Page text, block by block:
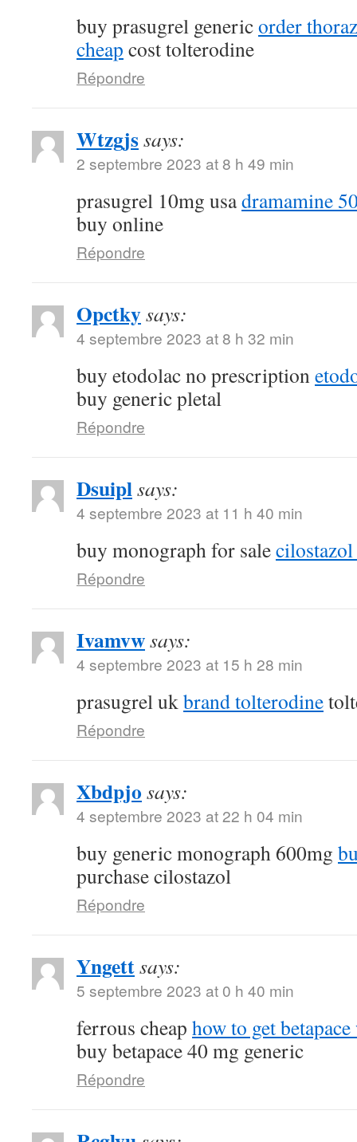
buy prasugrel genericorder
cheap cost tolterodine
Répondre
Wtzgjssays:
2 septembre 2023 at 8 h 49 min
prasugrel 10mg usadramamine
buy online
Répondre
Opctkysays:
4 septembre 2023 at 8 h 32 min
buy etodolac no prescription
buy generic pletal
Répondre
Dsuiplsays:
4 septembre 2023 at 11 h 40 min
buy monograph for sale
Répondre
Ivamvwsays:
4 septembre 2023 at 15 h 28 min
prasugrel ukbrand tolterodine
Répondre
Xbdpjo says:
4 septembre 2023 at 22 h 04 min
buy generic monograph 600mg
purchase cilostazol
Répondre
Yngettsays:
5 septembre 2023 at 0 h 40 min
ferrous cheap how to get
buy betapace 40 mg generic
Répondre